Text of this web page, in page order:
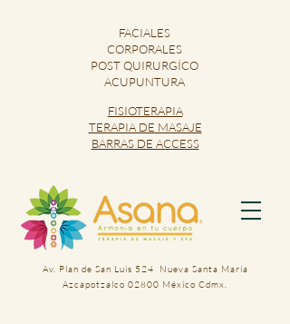
FACIALES
CORPORALES
POST QUIRURGÍCO
ACUPUNTURA
FISIOTERAPIA
TERAPIA DE MASAJE
​BARRAS DE ACCESS
Av. Plan de San Luis 524
Nueva Santa María
Azcapotzalco 02800 México Cdmx.